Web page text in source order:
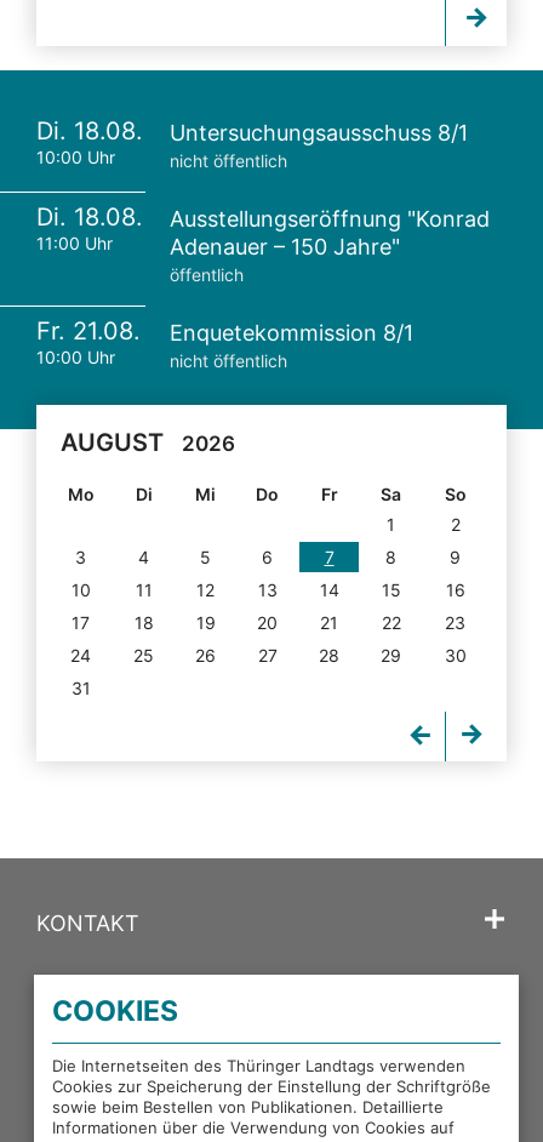
Di. 18.08.
10:00 Uhr
Untersuchungsausschuss 8/1
nicht öffentlich
Di. 18.08.
11:00 Uhr
Ausstellungseröffnung "Konrad
Adenauer – 150 Jahre"
öffentlich
Fr. 21.08.
10:00 Uhr
Enquetekommission 8/1
nicht öffentlich
AUGUST 2026
Mo Di Mi Do Fr Sa
So
1
2
3
4 5 6 7 8
9
10
11 12 13 14 15
16
17
18 19 20 21 22
23
24
25 26 27 28 29
30
31
KONTAKT
PORTALE DES THÜRINGER LANDTAGS
EXTERNE LINKS
COOKIES
Die Internetseiten des Thüringer Landtags verwenden
Cookies zur Speicherung der Einstellung der Schriftgröße
sowie beim Bestellen von Publikationen. Detaillierte
Informationen über die Verwendung von Cookies auf